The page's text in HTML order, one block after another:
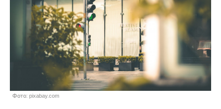
Фото: pixabay.com